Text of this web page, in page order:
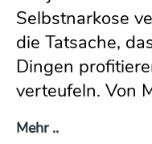
Selbstnarkose
die Tatsache,
Dingen
verteufeln. Von
Mehr ..Doppelmoral